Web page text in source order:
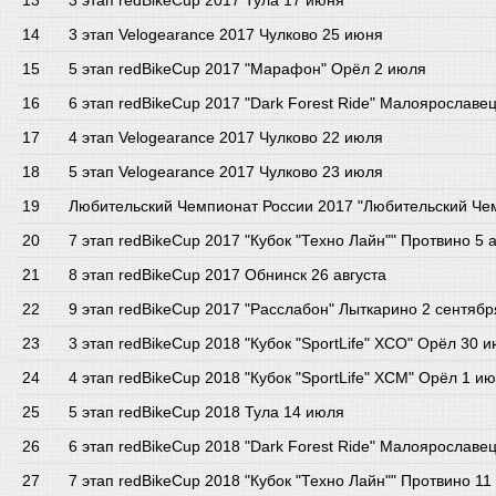
3 этап Velogearance 2017 Чулково 25 июня
5 этап redBikeCup 2017 "Марафон" Орёл 2 июля
6 этап redBikeCup 2017 "Dark Forest Ride"
4 этап Velogearance 2017 Чулково 22 июля
5 этап Velogearance 2017 Чулково 23 июля
Любительский Чемпионат России 2017 "Любительский
7 этап redBikeCup 2017 "Кубок "Техно Лайн"" Протвино 5
8 этап redBikeCup 2017 Обнинск 26 августа
9 этап redBikeCup 2017 "Расслабон" Лыткарино 2
3 этап redBikeCup 2018 "Кубок "SportLife" XCO" Орёл 30
4 этап redBikeCup 2018 "Кубок "SportLife" XCM" Орёл 1
5 этап redBikeCup 2018 Тула 14 июля
6 этап redBikeCup 2018 "Dark Forest Ride" Малоярославец
7 этап redBikeCup 2018 "Кубок "Техно Лайн"" Протвино 11